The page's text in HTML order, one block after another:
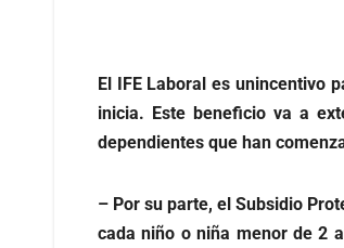
El IFE Laboral es unincentivo
inicia. Este beneficio va a
dependientes que han
– Por su parte, el Subsidio
cada niño o niña menor de 2